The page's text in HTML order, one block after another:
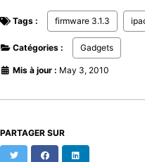
Tags : firmware 3.1.3
Catégories : Gadgets
Mis à jour : May 3, 2010
PARTAGER SUR
Twitter Facebook